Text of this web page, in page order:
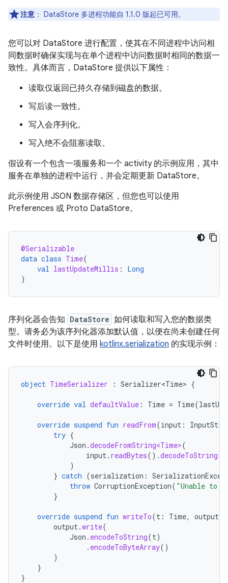
注意 ： DataStore 多进程功能自 1.1.0 版起已可用。
您可以对 DataStore 进行配置，使其在不同进程中访问相
同数据时确保实现与在单个进程中访问数据时相同的数据一
致性。具体而言，DataStore 提供以下属性：
读取仅返回已持久存储到磁盘的数据。
写后读一致性。
写入会序列化。
写入绝不会阻塞读取。
假设有一个包含一项服务和一个 activity 的示例应用，其中
服务在单独的进程中运行，并会定期更新 DataStore。
此示例使用 JSON 数据存储区，但您也可以使用
Preferences 或 Proto DataStore。
@Serializable
data class Time(
val lastUpdateMillis :
Long
)
序列化器会告知 DataStore 如何读取和写入您的数据类
型。请务必为该序列化器添加默认值，以便在尚未创建任何
文件时使用。以下是使用 kotlinx.serialization 的实现示例：
object TimeSerializer : Serializer<Time> {
override val defaultValue : Time = Time(
override suspend fun readFrom(input :
try {
Json .decodeFromString<Time>(
input. readBytes().decodeToString()
)
} catch (serialization :
throw CorruptionException( "Unable to
}
override suspend fun writeTo(t : Time, output
output.write(
Json . encodeToString(t)
. encodeToByteArray()
)
}
}